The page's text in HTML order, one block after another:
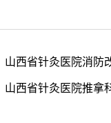
山西省针灸医院消防
山西省针灸医院推拿